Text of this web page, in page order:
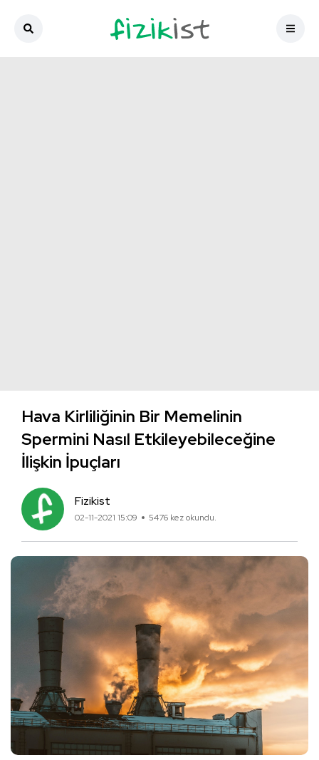
Hava Kirliliğinin Bir Memelinin
Spermini Nasıl Etkileyebileceğine
İlişkin İpuçları
Fizikist
02-11-2021 15:09 5476 kez okundu.